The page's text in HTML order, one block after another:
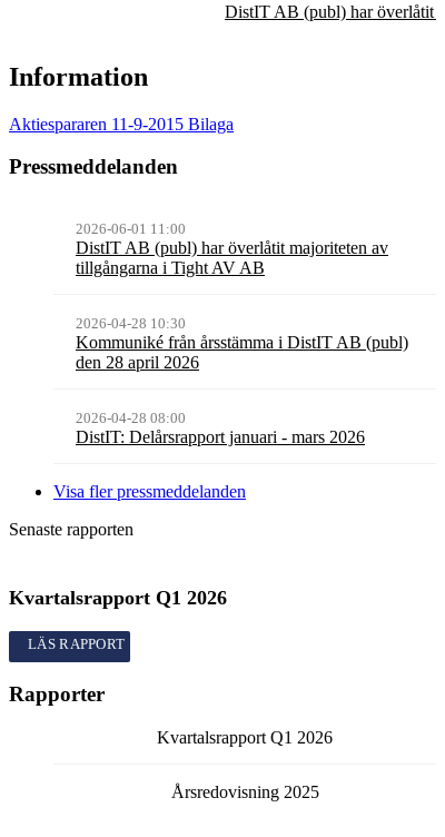
DistIT AB (publ) har överlåtit
Information
Aktiespararen 11-9-2015 Bilaga
Pressmeddelanden
2026-06-01 11:00
DistIT AB (publ) har överlåtit majoriteten av
tillgångarna i Tight AV AB
2026-04-28 10:30
Kommuniké från årsstämma i DistIT AB (publ)
den 28 april 2026
2026-04-28 08:00
DistIT: Delårsrapport januari - mars 2026
Visa fler pressmeddelanden
Senaste rapporten
Kvartalsrapport Q1 2026
Kvartalsrapport
Rapporter
Kvartalsrapport Q1 2026
Årsredovisning 2025